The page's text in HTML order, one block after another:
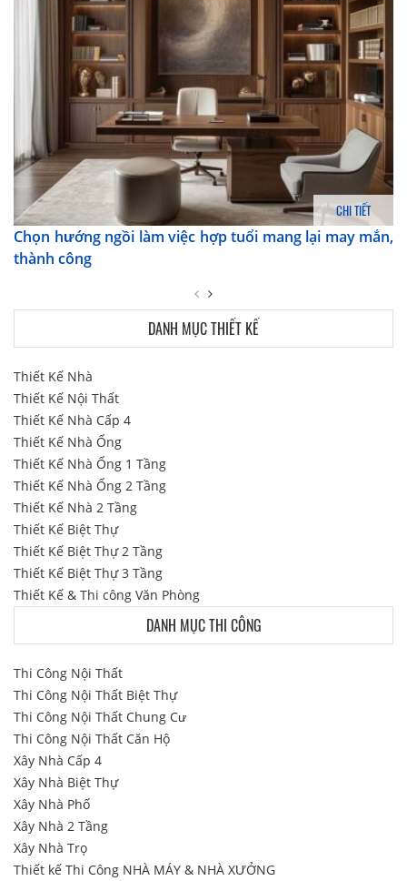
CHI TIẾT
Chọn hướng ngồi làm việc hợp tuổi mang lại may mắn,
thành công
DANH MỤC THIẾT KẾ
Thiết Kế Nhà
Thiết Kế Nội Thất
Thiết Kế Nhà Cấp 4
Thiết Kế Nhà Ống
Thiết Kế Nhà Ống 1 Tầng
Thiết Kế Nhà Ống 2 Tầng
Thiết Kế Nhà 2 Tầng
Thiết Kế Biệt Thự
Thiết Kế Biệt Thự 2 Tầng
Thiết Kế Biệt Thự 3 Tầng
Thiết Kế & Thi công Văn Phòng
DANH MỤC THI CÔNG
Thi Công Nội Thất
Thi Công Nội Thất Biệt Thự
Thi Công Nội Thất Chung Cư
Thi Công Nội Thất Căn Hộ
Xây Nhà Cấp 4
Xây Nhà Biệt Thự
Xây Nhà Phố
Xây Nhà 2 Tầng
Xây Nhà Trọ
Thiết kế Thi Công NHÀ MÁY & NHÀ XƯỞNG